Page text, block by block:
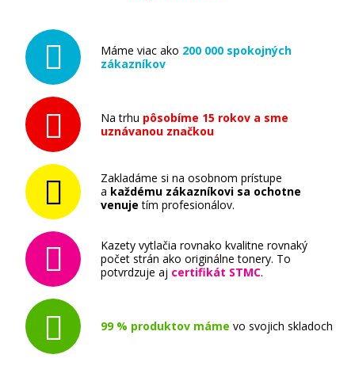
Originálna fľaša Canon GI-490 Y (Žltá)
6,90 €
Pridať do košíka
Máme viac ako 200 000 spokojných
zákazníkov
Na trhu pôsobíme 15 rokov a sme
uznávanou značkou
Zakladáme si na osobnom prístupe
a každému zákazníkovi sa ochotne
venuje tím profesionálov.
Kazety vytlačia rovnako kvalitne rovnaký
počet strán ako originálne tonery. To
potvrdzuje aj certifikát STMC.
99 % produktov máme vo svojich skladoch